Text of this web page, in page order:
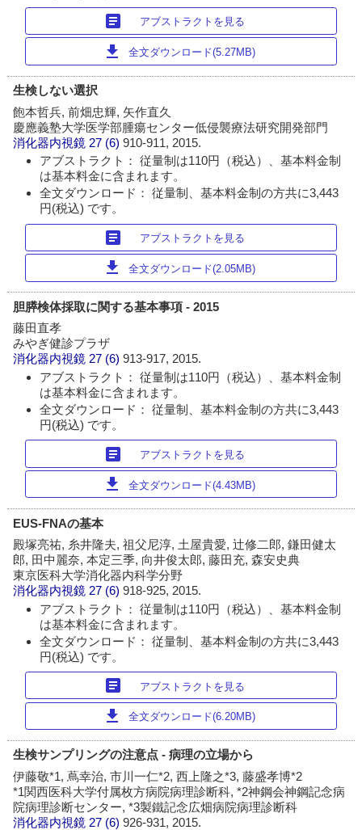
article アブストラクトを見る
download 全文ダウンロード(5.27MB)
生検しない選択
飽本哲兵, 前畑忠輝, 矢作直久
慶應義塾大学医学部腫瘍センター低侵襲療法研究開発部門
消化器内視鏡 27 (6)910-911, 2015.
アブストラクト： 従量制は110円（税込）、基本料金制
は基本料金に含まれます。
全文ダウンロード： 従量制、基本料金制の方共に3,443
円(税込) です。
article アブストラクトを見る
download 全文ダウンロード(2.05MB)
胆膵検体採取に関する基本事項 - 2015
藤田直孝
みやぎ健診プラザ
消化器内視鏡 27 (6)913-917, 2015.
アブストラクト： 従量制は110円（税込）、基本料金制
は基本料金に含まれます。
全文ダウンロード： 従量制、基本料金制の方共に3,443
円(税込) です。
article アブストラクトを見る
download 全文ダウンロード(4.43MB)
EUS-FNAの基本
殿塚亮祐, 糸井隆夫, 祖父尼淳, 土屋貴愛, 辻修二郎, 鎌田健太
郎, 田中麗奈, 本定三季, 向井俊太郎, 藤田充, 森安史典
東京医科大学消化器内科学分野
消化器内視鏡 27 (6)918-925, 2015.
アブストラクト： 従量制は110円（税込）、基本料金制
は基本料金に含まれます。
全文ダウンロード： 従量制、基本料金制の方共に3,443
円(税込) です。
article アブストラクトを見る
download 全文ダウンロード(6.20MB)
生検サンプリングの注意点 - 病理の立場から
伊藤敬*1, 蔦幸治, 市川一仁*2, 西上隆之*3, 藤盛孝博*2
*1関西医科大学付属枚方病院病理診断科, *2神鋼会神鋼記念病
院病理診断センター, *3製鐵記念広畑病院病理診断科
消化器内視鏡 27 (6)926-931, 2015.